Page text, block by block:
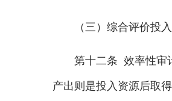
（三）综合评价投入
第十二条 效率性审计
产出则是投入资源后取得